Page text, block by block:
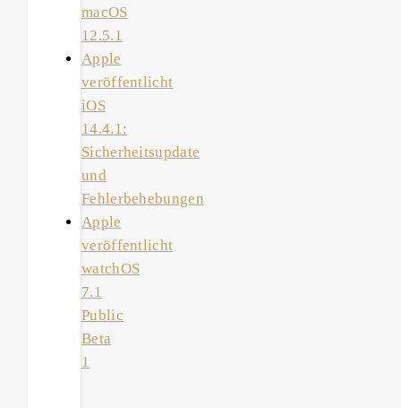
macOS
12.5.1
Apple
veröffentlicht
iOS
14.4.1:
Sicherheitsupdate
und
Fehlerbehebungen
Apple
veröffentlicht
watchOS
7.1
Public
Beta
1